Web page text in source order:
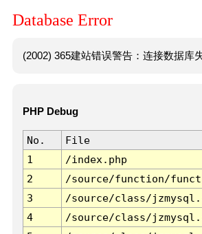
Database Error
(2002) 365建站错误警告：连接数据库
PHP Debug
No. File
1
/index.php
2
/source/function/
3
/source/class/
4
/source/class/